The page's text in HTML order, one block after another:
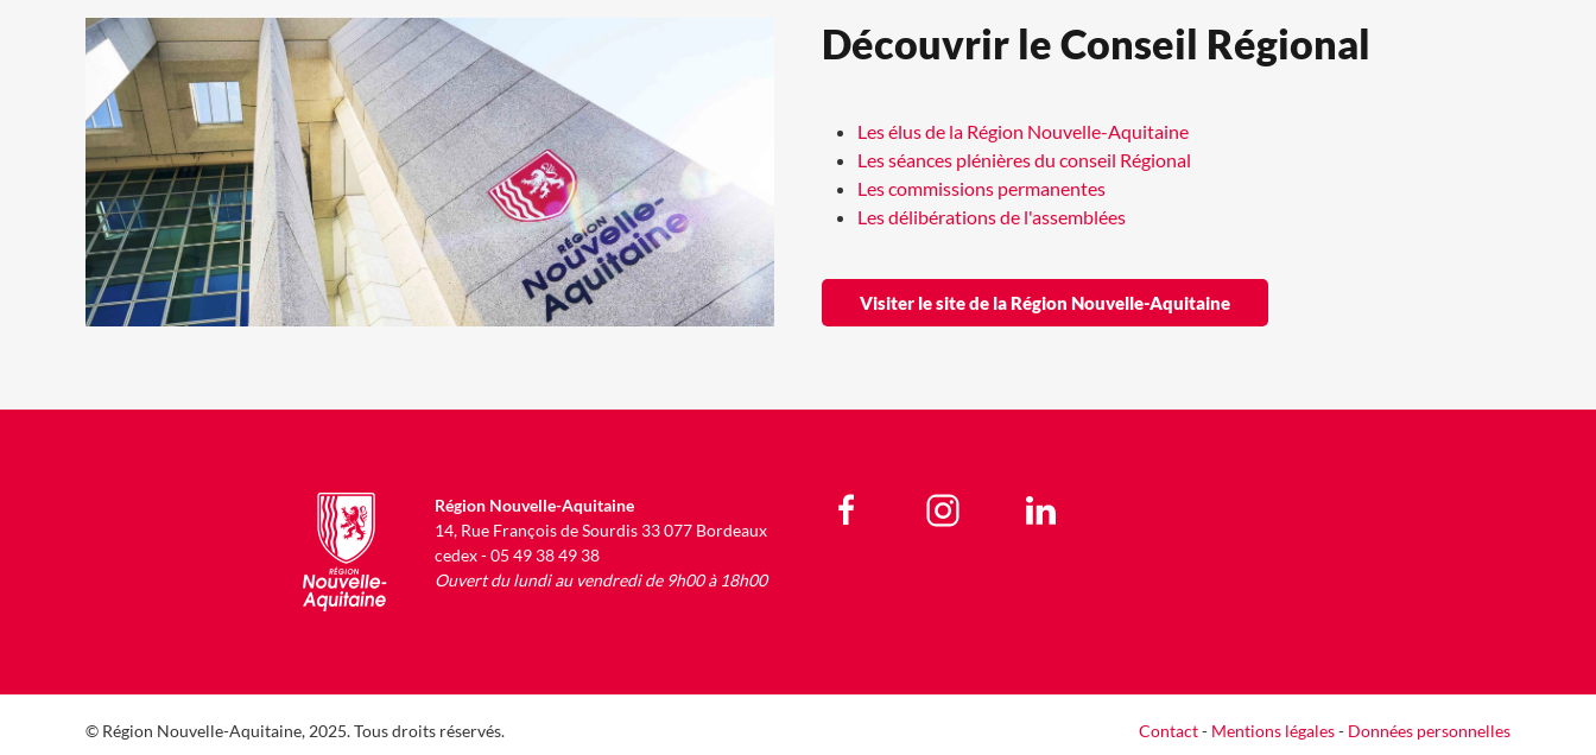
Découvrir le Conseil Régional
Les élus de la Région Nouvelle-Aquitaine
Les séances plénières du conseil Régional
Les commissions permanentes
Les délibérations de l'assemblées
Visiter le site de la Région Nouvelle-Aquitaine
Région Nouvelle-Aquitaine
14, Rue François de Sourdis 33 077 Bordeaux
cedex - 05 49 38 49 38
Ouvert du lundi au vendredi de 9h00 à 18h00
© Région Nouvelle-Aquitaine, 2025. Tous droits réservés. Contact- Mentions légales- Données personnelles